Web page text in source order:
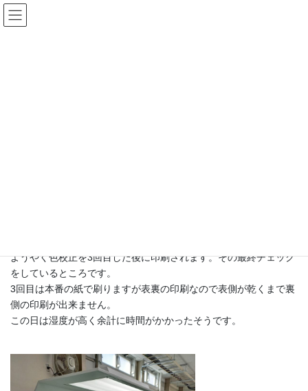
コ
ン
ナ
ビ
ようやく色校正を3回目した後に印刷されます。その最終チェック
をしているところです。
3回目は本番の紙で刷りますが表裏の印刷なので表側が乾くまで裏
側の印刷が出来ません。
この日は湿度が高く余計に時間がかかったそうです。